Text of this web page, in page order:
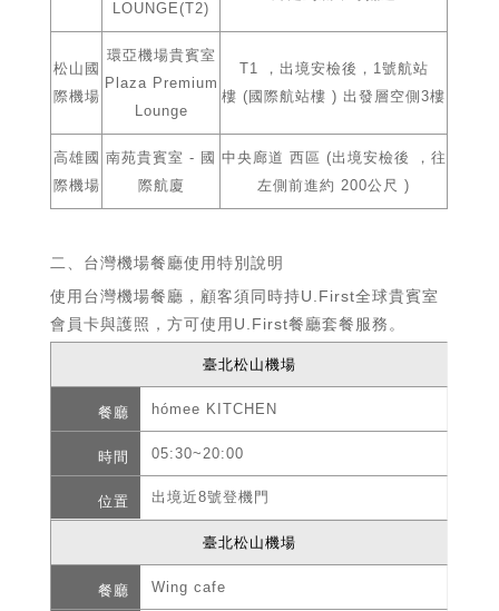
LOUNGE(T2)
松山國
際機場
環亞機場貴賓室
Plaza Premium
Lounge
T1 ，出境安檢後，1號航站
樓 (國際航站樓 ) 出發層空側3樓
高雄國
際機場
南苑貴賓室 - 國
際航廈
中央廊道 西區 (出境安檢後 ，往
左側前進約 200公尺 )
二、台灣機場餐廳使用特別說明
使用台灣機場餐廳，顧客須同時持U.First全球貴賓室
會員卡與護照，方可使用U.First餐廳套餐服務。
臺北松山機場
hómee KITCHEN
05:30~20:00
出境近8號登機門
臺北松山機場
Wing cafe